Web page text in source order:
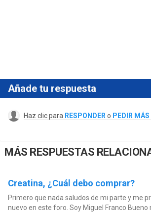
Añade tu respuesta
Haz clic para RESPONDER o PEDIR
MÁS RESPUESTAS
Creatina, ¿Cuál debo comprar?
Primero que nada saludos de mi parte y me
nuevo en este foro. Soy Miguel Franco